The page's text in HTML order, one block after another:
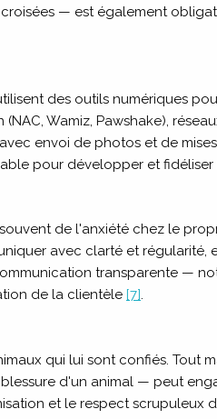
— est également
des outils numériques
Wamiz, Pawshake),
envoi de photos et de
pour développer et fidéliser
de l'anxiété chez le
avec clarté et régularité,
transparente —
de la clientèle [7].
qui lui sont confiés. Tout
d'un animal — peut
et le respect scrupuleux